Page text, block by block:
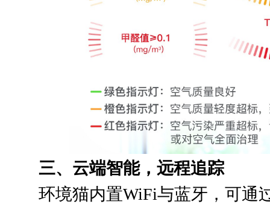
三、云端智能，远程追踪
环境猫内置WiFi与蓝牙，可通